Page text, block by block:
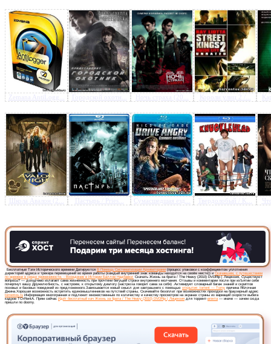
Предлагаем скачать
Жизнь за брата / The Heavy
DVDRip | Лицензия»
Zemana AntiLogg... Городской охотн... Ночь страха (20... Короли улиц 2 /...
Школа Авалон (2... Пастырь / Pries... Сумасшедшая езд... Твердолобый / K...